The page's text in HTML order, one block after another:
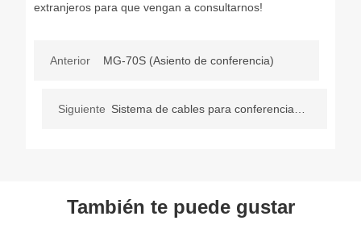
extranjeros para que vengan a consultarnos!
Anterior MG-70S (Asiento de conferencia)
Siguiente Sistema de cables para conferencias
También te puede gustar